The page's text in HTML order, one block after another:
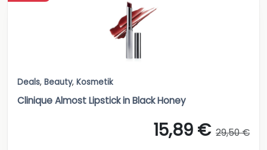
Deals, Beauty, Kosmetik
Clinique Almost Lipstick in Black Honey
15,89 € 29,50 €